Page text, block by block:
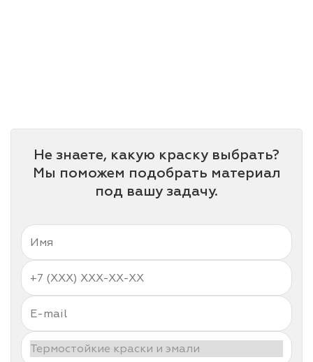
Не знаете, какую краску выбрать?
Мы поможем подобрать материал
под вашу задачу.